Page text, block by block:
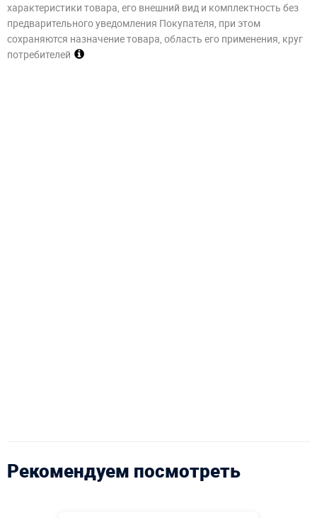
характеристики товара, его внешний вид и комплектность без
предварительного уведомления Покупателя, при этом
сохраняются назначение товара, область его применения, круг
потребителей
Рекомендуем посмотреть